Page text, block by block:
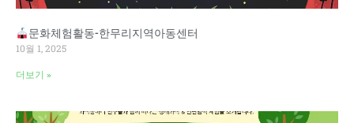
문화체험활동-한무리지역아동센터
10월 1, 2025
더보기 »